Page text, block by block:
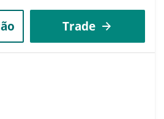
Trade